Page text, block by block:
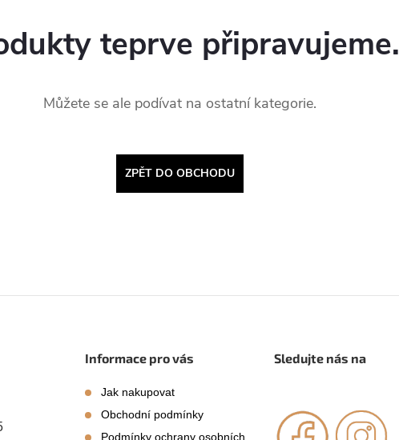
teprve připravujeme.
Můžete se ale podívat na ostatní kategorie.
ZPĚT DO OBCHODU
Informace pro vás
Jak nakupovat
Obchodní podmínky
Podmínky ochrany osobních
Sledujte nás na